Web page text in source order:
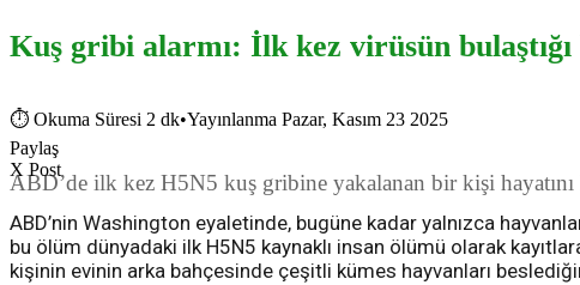
Kuş gribi alarmı: İlk kez virüsün
⏱ Okuma Süresi 2 dk•Yayınlanma Pazar, Kasım 23 2025
Paylaş
X Post
ABD’de ilk kez H5N5 kuş gribine yakalanan bir kişi
ABD’nin Washington eyaletinde, bugüne kadar yalnızca
bu ölüm dünyadaki ilk H5N5 kaynaklı insan ölümü olarak
kişinin evinin arka bahçesinde çeşitli kümes hayvanları